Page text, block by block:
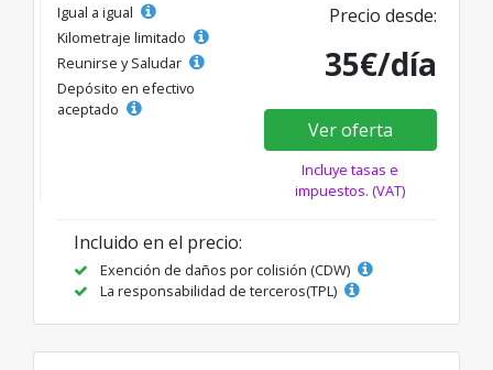
Igual a igual
Kilometraje limitado
Reunirse y Saludar
Depósito en efectivo
aceptado
Precio desde:
35€/día
Ver oferta
Incluye tasas e
impuestos. (VAT)
Incluido en el precio:
Exención de daños por colisión (CDW)
La responsabilidad de terceros(TPL)